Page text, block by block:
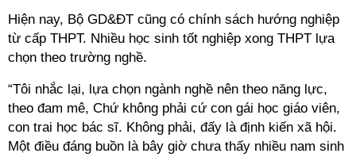
Hiện nay, Bộ GD&ĐT cũng có chính sách hướng nghiệp
từ cấp THPT. Nhiều học sinh tốt nghiệp xong THPT lựa
chọn theo trường nghề.
“Tôi nhắc lại, lựa chọn ngành nghề nên theo năng lực,
theo đam mê, Chứ không phải cứ con gái học giáo viên,
con trai học bác sĩ. Không phải, đấy là định kiến xã hội.
Một điều đáng buồn là bây giờ chưa thấy nhiều nam sinh